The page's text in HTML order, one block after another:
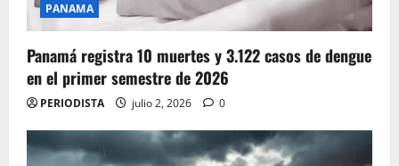
PANAMA
Panamá registra 10 muertes y 3.122 casos de dengue
en el primer semestre de 2026
PERIODISTA julio 2, 2026 0